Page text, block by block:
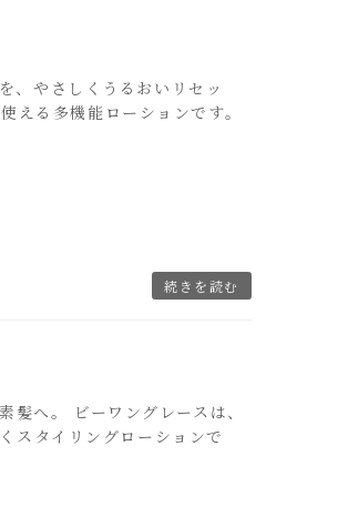
やさしくうるおいリセッ
える多機能ローションです。
続きを読む
へ。 ビーワングレースは、
スタイリングローションで